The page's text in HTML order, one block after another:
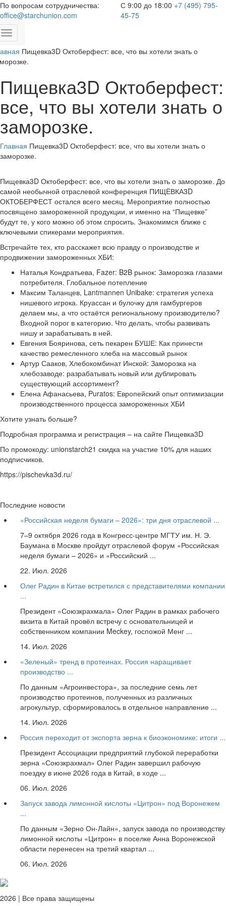
По вопросам сотрудничества:
office@starchunion.com
С 9:00 до 18:00 +7 (495) 795-
45-75
Toggle
navigation
Пищевка3D Октоберфест: все, что вы хотели знать о
Пищевка3D Октоберфест:
все, что вы хотели знать о
заморозке.
Главная Пищевка3D Октоберфест: все, что вы хотели знать о
заморозке.
Пищевка3D Октоберфест: все, что вы хотели знать о заморозке. До
самой необычной отраслевой конференция ПИЩЁВКА3D
ОКТОБЕРФЕСТ остался всего месяц. Мероприятие полностью
посвящено замороженной продукции, и именно на “Пищевке”
будут те, у кого можно об этом спросить. Знакомимся ближе с
ключевыми спикерами мероприятия.
Встречайте тех, кто расскажет всю правду о производстве и
продвижении замороженных ХБИ:
Наталья Кондратьева, Fazer: B2B рынок: Заморозка глазами
потребителя. Глобальное потепление
Максим Таланцев, Lantmannen Unibake: стратегия успеха
нишевого игрока. Круассан и булочку для гамбургеров
делаем мы, а что остаётся региональному производителю?
Входной порог в категорию. Что делать, чтобы развивать
нишу и зарабатывать в ней.
Евгения Бояринова, сеть пекарен БУШЕ: Как принести
качество ремесленного хлеба на массовый рынок
Артур Сааков, Хлебокомбинат Инской: Заморозка на
хлебозаводе: разрабатывать новый или дублировать
существующий ассортимент?
Елена Афанасьева, Puratos: Европейский опыт оптимизации
производственного процесса замороженных ХБИ
Хотите узнать больше?
Подробная программа и регистрация – на сайте Пищевка3D
По промокоду: unionstarch21 скидка на участие 10% для наших
подписчиков.
https://pischevka3d.ru/
Последние новости
«Российская неделя бумаги – 2026»: три дня отраслевой ...
7–9 октября 2026 года в Конгресс-центре МГТУ им. Н. Э.
Баумана в Москве пройдут отраслевой форум «Российская
неделя бумаги – 2026» и «Российский ...
22. Июл. 2026
Олег Радин в Китае встретился с представителями компании
...
Президент «Союзкрахмала» Олег Радин в рамках рабочего
визита в Китай провёл встречу с основательницей и
собственником компании Meckey, госпожой Менг ...
14. Июл. 2026
«Зеленый» тренд в протеинах. Россия наращивает
производство ...
По данным «Агроинвестора», за последние семь лет
производство протеинов, полученных из различных
агрокультур, сформировалось в отдельное направление ...
14. Июл. 2026
Россия переходит от экспорта зерна к биоэкономике: итоги ...
Президент Ассоциации предприятий глубокой переработки
зерна «Союзкрахмал» Олег Радин завершил рабочую
поездку в июне 2026 года в Китай, в ходе ...
06. Июл. 2026
Запуск завода лимонной кислоты «Цитрон» под Воронежем
...
По данным «Зерно Он-Лайн», запуск завода по производству
лимонной кислоты «Цитрон» в поселке Анна Воронежской
области перенесен на третий квартал ...
06. Июл. 2026
2026 | Все права защищены